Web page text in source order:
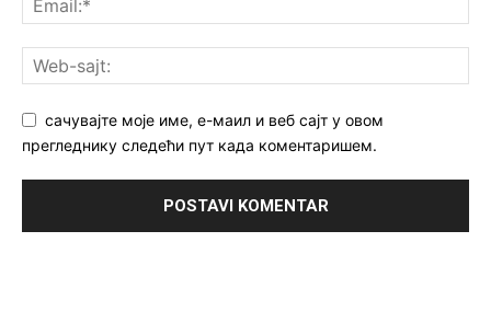
сачувајте моје име, е-маил и веб сајт у овом
прегледнику следећи пут када коментаришем.